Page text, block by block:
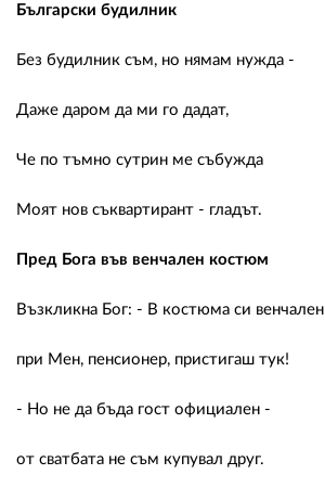
Български будилник
Без будилник съм, но нямам нужда -
Даже даром да ми го дадат,
Че по тъмно сутрин ме събужда
Моят нов съквартирант - гладът.
Пред Бога във венчален костюм
Възкликна Бог: - В костюма си венчален
при Мен, пенсионер, пристигаш тук!
- Но не да бъда гост официален -
от сватбата не съм купувал друг.